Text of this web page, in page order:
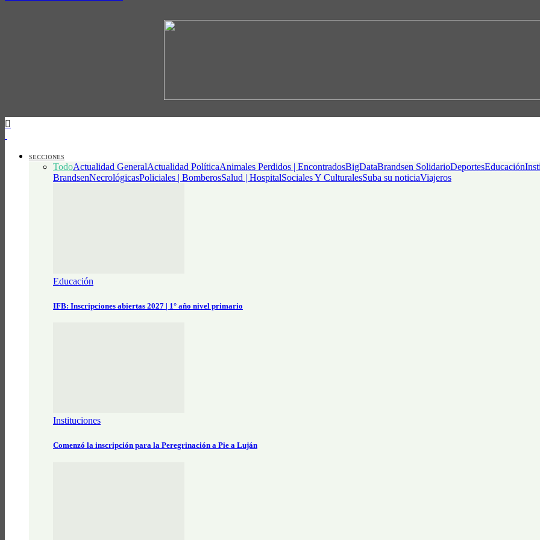
SECCIONES
TodoActualidad GeneralActualidad PolíticaAnimales Perdidos | EncontradosBigDataBrandsen SolidarioDeportesEducación
BrandsenNecrológicasPoliciales | BomberosSalud | HospitalSociales Y CulturalesSuba su noticiaViajeros
Educación
IFB: Inscripciones abiertas 2027 | 1° año nivel primario
Instituciones
Comenzó la inscripción para la Peregrinación a Pie a Luján